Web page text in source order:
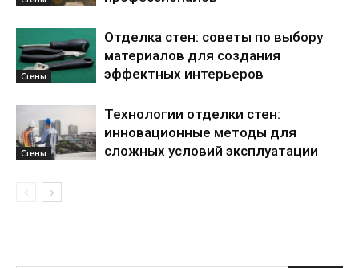
Стены
Отделка стен: советы по выбору
материалов для создания
эффектных интерьеров
Стены
Технологии отделки стен:
инновационные методы для
сложных условий эксплуатации